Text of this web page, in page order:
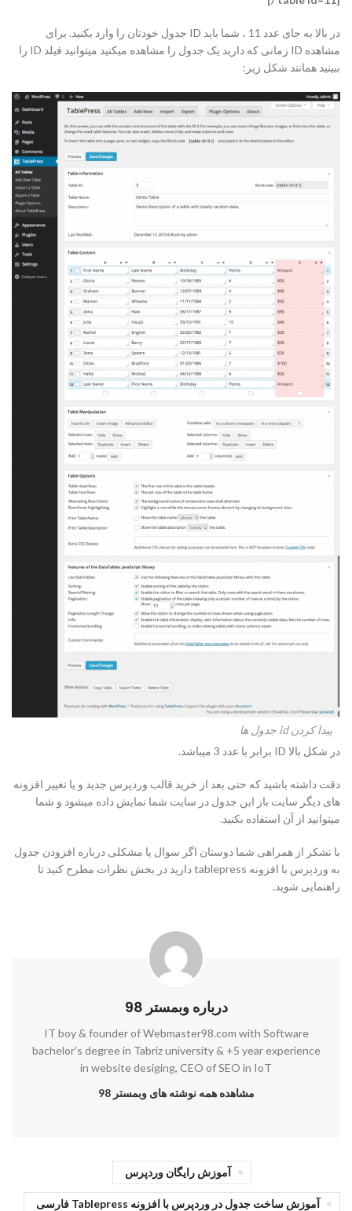
در بالا به جای عدد 11 ، شما باید ID جدول خودتان را وارد بکنید. برای
مشاهده ID زمانی که دارید یک جدول را مشاهده میکنید میتوانید فیلد ID را
ببینید همانند شکل زیر:
پیدا کردن id جدول ها
در شکل بالا ID برابر با عدد 3 میباشد.
دقت داشته باشید که حتی بعد از خرید قالب وردپرس جدید و یا تغییر افزونه
های دیگر سایت باز این جدول در سایت شما نمایش داده میشود و شما
میتوانید از آن استفاده بکنید.
با تشکر از همراهی شما دوستان اگر سوال یا مشکلی درباره افزودن جدول
به وردپرس با افزونه tablepress دارید در بخش نظرات مطرح کنید تا
راهنمایی شوید.
درباره وبمستر 98
IT boy & founder of Webmaster98.com with Software
bachelor's degree in Tabriz university & +5 year experience
in website desiging, CEO of SEO in IoT
مشاهده همه نوشته های وبمستر 98
آموزش رایگان وردپرس
آموزش ساخت جدول در وردپرس با افزونه Tablepress فارسی